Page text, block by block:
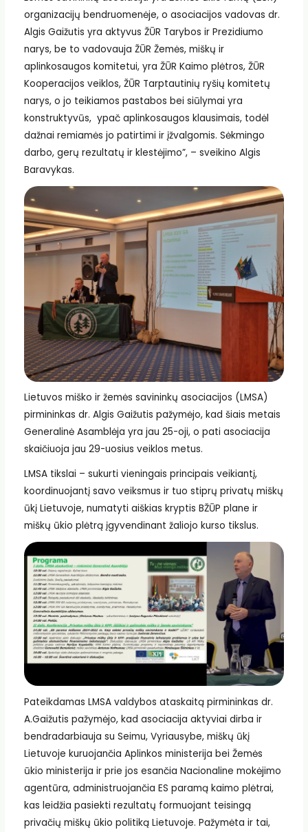
organizacijų bendruomenėje, o asociacijos vadovas dr.
Algis Gaižutis yra aktyvus ŽŪR Tarybos ir Prezidiumo
narys, be to vadovauja ŽŪR Žemės, miškų ir
aplinkosaugos komitetui, yra ŽŪR Kaimo plėtros, ŽŪR
Kooperacijos veiklos, ŽŪR Tarptautinių ryšių komitetų
narys, o jo teikiamos pastabos bei siūlymai yra
konstruktyvūs, ypač aplinkosaugos klausimais, todėl
dažnai remiamės jo patirtimi ir įžvalgomis. Sėkmingo
darbo, gerų rezultatų ir klestėjimo”, – sveikino Algis
Baravykas.
Lietuvos miško ir žemės savininkų asociacijos (LMSA)
pirmininkas dr. Algis Gaižutis pažymėjo, kad šiais metais
Generalinė Asamblėja yra jau 25-oji, o pati asociacija
skaičiuoja jau 29-uosius veiklos metus.
LMSA tikslai – sukurti vieningais principais veikiantį,
koordinuojantį savo veiksmus ir tuo stiprų privatų miškų
ūkį Lietuvoje, numatyti aiškias kryptis BŽŪP plane ir
miškų ūkio plėtrą įgyvendinant žaliojo kurso tikslus.
Pateikdamas LMSA valdybos ataskaitą pirmininkas dr.
A.Gaižutis pažymėjo, kad asociacija aktyviai dirba ir
bendradarbiauja su Seimu, Vyriausybe, miškų ūkį
Lietuvoje kuruojančia Aplinkos ministerija bei Žemės
ūkio ministerija ir prie jos esančia Nacionaline mokėjimo
agentūra, administruojančia ES paramą kaimo plėtrai,
kas leidžia pasiekti rezultatų formuojant teisingą
privačių miškų ūkio politiką Lietuvoje. Pažymėta ir tai,